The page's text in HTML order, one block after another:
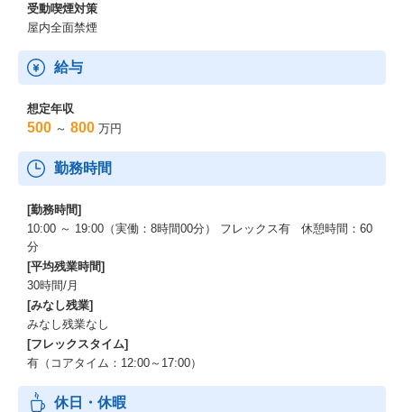
受動喫煙対策
屋内全面禁煙
給与
想定年収
500 ～ 800 万円
勤務時間
[勤務時間]
10:00 ～ 19:00（実働：8時間00分） フレックス有 休憩時間：60
分
[平均残業時間]
30時間/月
[みなし残業]
みなし残業なし
[フレックスタイム]
有（コアタイム：12:00～17:00）
休日・休暇